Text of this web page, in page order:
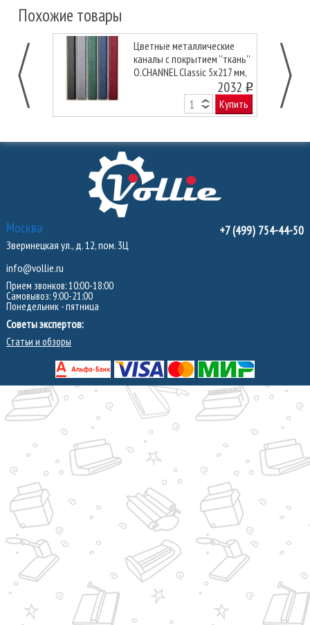
Похожие товары
Цветные металлические
каналы с покрытием ''ткань''
O.CHANNEL Classic 5х217 мм,
2032 o
Купить
Москва
Зверинецкая ул., д. 12, пом. 3Ц
info@vollie.ru
Прием звонков: 10:00-18:00
Самовывоз: 9:00-21:00
Понедельник - пятница
Советы экспертов:
Статьи и обзоры
+7 (499) 754-44-50